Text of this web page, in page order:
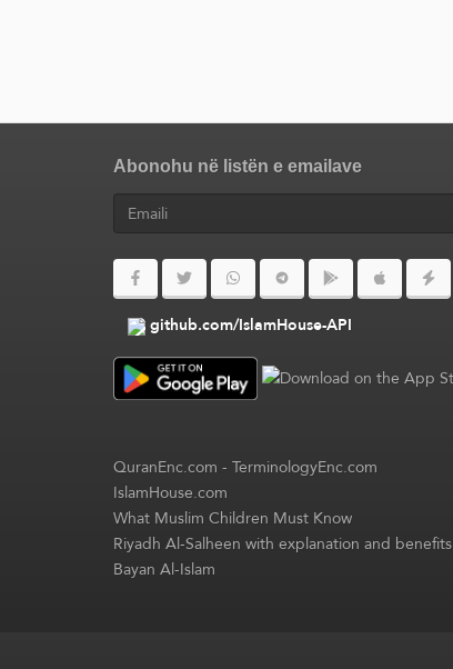
Abonohu në listën e emailave
github.com/IslamHouse-API
QuranEnc.com-TerminologyEnc.com
IslamHouse.com
What Muslim Children Must Know
Riyadh Al-Salheen with explanation and benefits
Bayan Al-Islam